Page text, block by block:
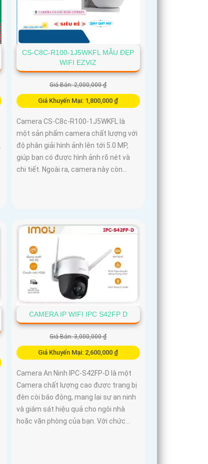
CS-C8C-R100-1J5WKFL MẪU ĐẸP
WIFI EZVIZ
Giá Bán: 2,000,000 ₫
Giá Khuyến Mại: 1,800,000 ₫
Camera CS-C8c-R100-1J5WKFL là
một sản phẩm camera chất lượng với
độ phân giải hình ảnh lên tới 5.0 MP,
giúp bạn có được hình ảnh rõ nét và
chi tiết. Ngoài ra, camera này còn...
CAMERA IP WIFI IPC S42FP D
Giá Bán: 3,000,000 ₫
Giá Khuyến Mại: 2,600,000 ₫
Camera An Ninh IPC-S42FP-D là một
Camera chất lượng cao được trang bị
đèn còi báo động, mang lại sự an ninh
và giám sát hiệu quả cho ngôi nhà
hoặc văn phòng của bạn. Với chức...